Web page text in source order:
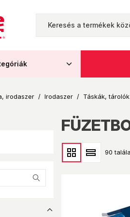
irodaszer / Irodaszer / Táskák, tárolók
90
dropup_16